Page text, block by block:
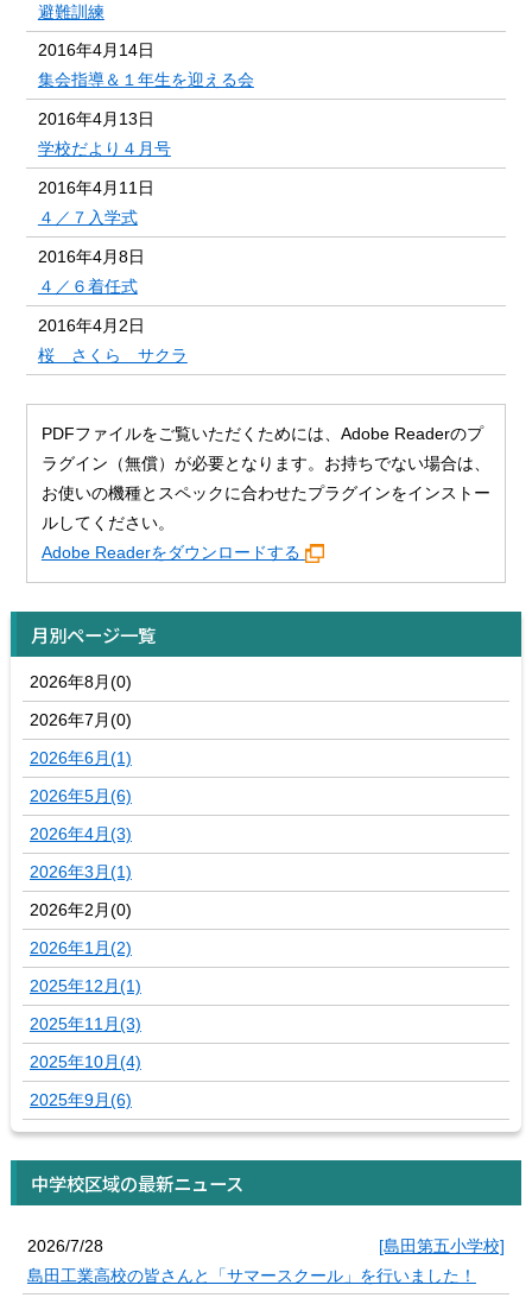
避難訓練
2016年4月14日
集会指導＆１年生を迎える会
2016年4月13日
学校だより４月号
2016年4月11日
４／７入学式
2016年4月8日
４／６着任式
2016年4月2日
桜 さくら サクラ
PDFファイルをご覧いただくためには、Adobe Readerのプ
ラグイン（無償）が必要となります。お持ちでない場合は、
お使いの機種とスペックに合わせたプラグインをインストー
ルしてください。
Adobe Readerをダウンロードする
月別ページ一覧
2026年8月(0)
2026年7月(0)
2026年6月(1)
2026年5月(6)
2026年4月(3)
2026年3月(1)
2026年2月(0)
2026年1月(2)
2025年12月(1)
2025年11月(3)
2025年10月(4)
2025年9月(6)
中学校区域の最新ニュース
2026/7/28
[島田第五小学校]
島田工業高校の皆さんと「サマースクール」を行いました！